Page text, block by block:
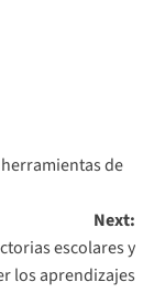
de
Next:
escolares y
los aprendizajes